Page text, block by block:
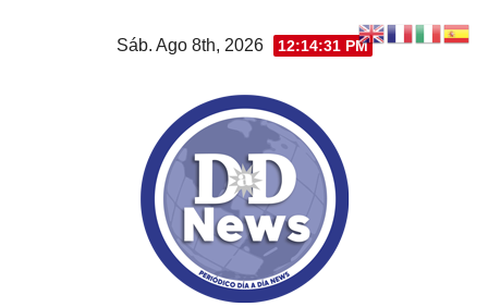
Sáb. Ago 8th, 2026 12:14:31 PM